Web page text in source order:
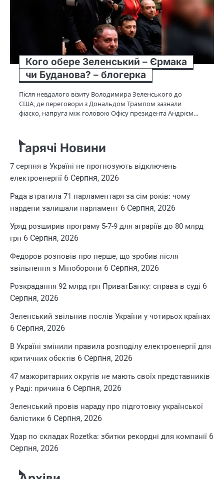
Кого обере Зеленський – Єрмака
чи Буданова? – блогерка
Після невдалого візиту Володимира Зеленського до
США, де переговори з Дональдом Трампом зазнали
фіаско, напруга між головою Офісу президента Андрієм…
Гарячі Новини
7 серпня в Україні не прогнозують відключень
електроенергії 6 Серпня, 2026
Рада втратила 71 парламентаря за сім років: чому
нардепи залишали парламент 6 Серпня, 2026
Уряд розширив програму 5-7-9 для аграріїв до 80 млрд
грн 6 Серпня, 2026
Федоров розповів про перше, що зробив після
звільнення з Міноборони 6 Серпня, 2026
Розкрадання 92 млрд грн ПриватБанку: справа в суді 6
Серпня, 2026
Зеленський звільнив послів України у чотирьох країнах
6 Серпня, 2026
В Україні змінили правила розподілу електроенергії для
критичних обєктів 6 Серпня, 2026
47 мажоритарних округів не мають своїх представників
у Раді: причина 6 Серпня, 2026
Зеленський провів нараду про підготовку української
балістики 6 Серпня, 2026
Удар по складах Rozetka: збитки рекордні для компанії 6
Серпня, 2026